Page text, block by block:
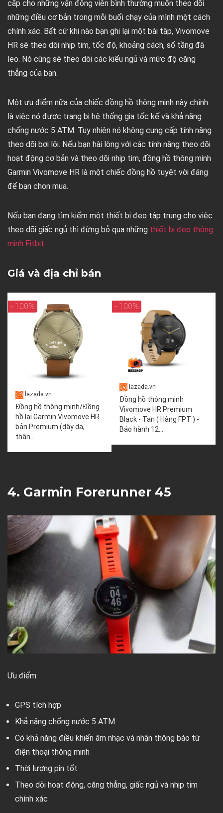
cấp cho những vận động viên bình thường muốn theo dõi
những điều cơ bản trong mỗi buổi chạy của mình một cách
chính xác. Bất cứ khi nào bạn ghi lại một bài tập, Vivomove
HR sẽ theo dõi nhịp tim, tốc độ, khoảng cách, số tầng đã
leo. Nó cũng sẽ theo dõi các kiểu ngủ và mức độ căng
thẳng của bạn.
Một ưu điểm nữa của chiếc đồng hồ thông minh này chính
là việc nó được trang bị hệ thống gia tốc kế và khả năng
chống nước 5 ATM. Tuy nhiên nó không cung cấp tính năng
theo dõi bơi lội. Nếu bạn hài lòng với các tính năng theo dõi
hoạt động cơ bản và theo dõi nhịp tim, đồng hồ thông minh
Garmin Vivomove HR là một chiếc đồng hồ tuyệt vời đáng
để bạn chọn mua.
Nếu bạn đang tìm kiếm một thiết bị đeo tập trung cho việc
theo dõi giấc ngủ thì đừng bỏ qua những thiết bị đeo thông
minh Fitbit
Giá và địa chỉ bán
- 100%
lazada.vn
Đồng hồ thông minh/Đồng
hồ lai Garmin Vivomove HR
bản Premium (dây da,
thân...
- 100%
lazada.vn
Đồng hồ thông minh
Vivomove HR Premium
Black - Tan ( Hàng FPT ) -
Bảo hành 12...
4. Garmin Forerunner 45
Ưu điểm:
GPS tích hợp
Khả năng chống nước 5 ATM
Có khả năng điều khiển âm nhạc và nhận thông báo từ
điện thoại thông minh
Thời lượng pin tốt
Theo dõi hoạt động, căng thẳng, giấc ngủ và nhịp tim
chính xác